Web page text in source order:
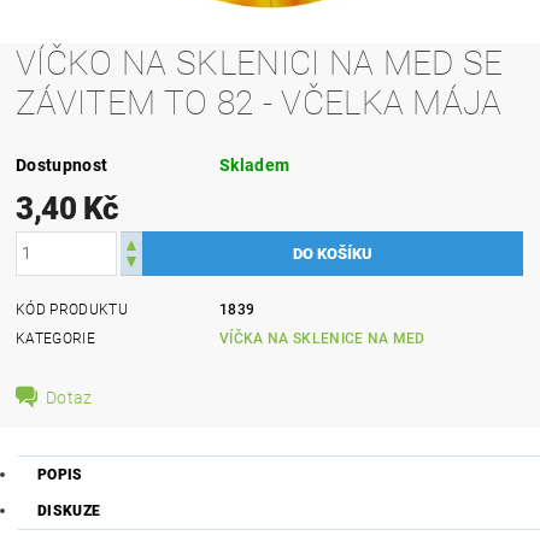
VÍČKO NA SKLENICI NA MED SE
ZÁVITEM TO 82 - VČELKA MÁJA
Dostupnost Skladem
3,40 Kč
KÓD PRODUKTU
1839
KATEGORIE
VÍČKA NA SKLENICE NA MED
Dotaz
POPIS
DISKUZE